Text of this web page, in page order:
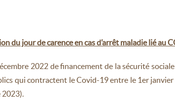
du jour de carence en cas d’arrêt maladie lié au
2022 de financement de la sécurité
qui contractent le Covid-19 entre le 1er
2023).